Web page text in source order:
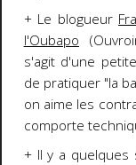
+ Le blogueur
l'Oubapo
s'agit d'une
de pratiquer "la
on aime les
comporte
+ Il y a quelques